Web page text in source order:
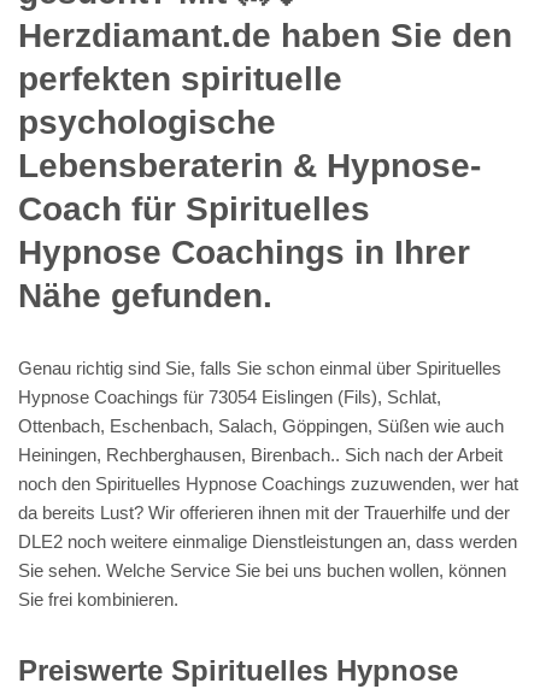
Herzdiamant.de haben Sie den
perfekten spirituelle
psychologische
Lebensberaterin & Hypnose-
Coach für Spirituelles
Hypnose Coachings in Ihrer
Nähe gefunden.
Genau richtig sind Sie, falls Sie schon einmal über Spirituelles
Hypnose Coachings für 73054 Eislingen (Fils), Schlat,
Ottenbach, Eschenbach, Salach, Göppingen, Süßen wie auch
Heiningen, Rechberghausen, Birenbach.. Sich nach der Arbeit
noch den Spirituelles Hypnose Coachings zuzuwenden, wer hat
da bereits Lust? Wir offerieren ihnen mit der Trauerhilfe und der
DLE2 noch weitere einmalige Dienstleistungen an, dass werden
Sie sehen. Welche Service Sie bei uns buchen wollen, können
Sie frei kombinieren.
Preiswerte Spirituelles Hypnose